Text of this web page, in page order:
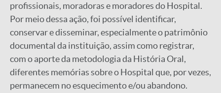
profissionais, moradoras e moradores do Hospital.
Por meio dessa ação, foi possível identificar,
conservar e disseminar, especialmente o patrimônio
documental da instituição, assim como registrar,
com o aporte da metodologia da História Oral,
diferentes memórias sobre o Hospital que, por vezes,
permanecem no esquecimento e/ou abandono.